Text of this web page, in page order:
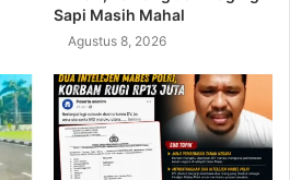
Sapi Masih Mahal
Agustus 8, 2026